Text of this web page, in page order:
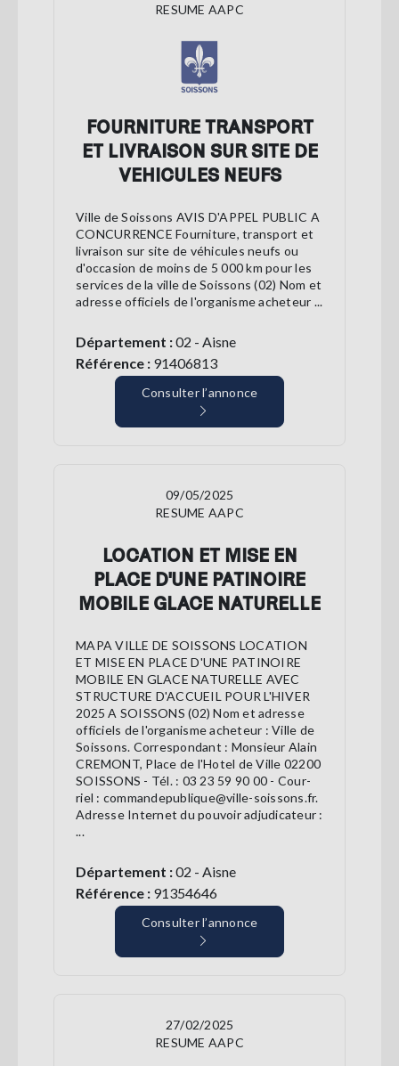
RESUME AAPC
FOURNITURE TRANSPORT
ET LIVRAISON SUR SITE DE
VEHICULES NEUFS
Ville de Soissons AVIS D'APPEL PUBLIC A
CONCURRENCE Fourniture, transport et
livraison sur site de véhicules neufs ou
d'occasion de moins de 5 000 km pour les
services de la ville de Soissons (02) Nom et
adresse officiels de l'organisme acheteur ...
Département :02 - Aisne
Référence : 91406813
Consulter l’annonce
09/05/2025
RESUME AAPC
LOCATION ET MISE EN
PLACE D'UNE PATINOIRE
MOBILE GLACE NATURELLE
MAPA VILLE DE SOISSONS LOCATION
ET MISE EN PLACE D'UNE PATINOIRE
MOBILE EN GLACE NATURELLE AVEC
STRUCTURE D'ACCUEIL POUR L'HIVER
2025 A SOISSONS (02) Nom et adresse
officiels de l'organisme acheteur : Ville de
Soissons. Correspondant : Monsieur Alain
CREMONT, Place de l'Hotel de Ville 02200
SOISSONS - Tél. : 03 23 59 90 00 - Cour-
riel : commandepublique@ville-soissons.fr.
Adresse Internet du pouvoir adjudicateur :
...
Département :02 - Aisne
Référence : 91354646
Consulter l’annonce
27/02/2025
RESUME AAPC